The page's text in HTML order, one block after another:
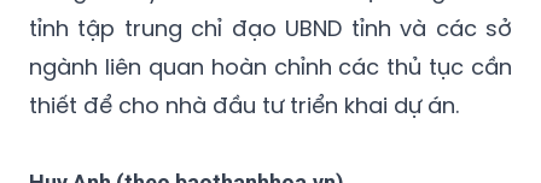
thiết để cho nhà đầu tư triển khai dự án.
Huy Anh (theo baothanhhoa.vn)
Tập đoàn Dabaco Việt Nam